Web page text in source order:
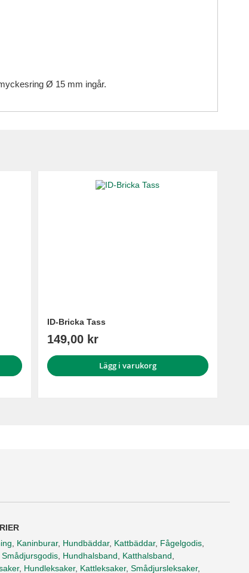
Ø 15 mm ingår.
ID-Bricka Tass
149,00 kr
Lägg i varukorg
Kaninburar, Hundbäddar, Kattbäddar, Fågelgodis
Smådjursgodis Hundhalsband Katthalsband
, Hundleksaker, Kattleksaker, Smådjursleksaker,